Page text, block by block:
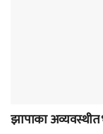
झापाका अव्यवस्थीत